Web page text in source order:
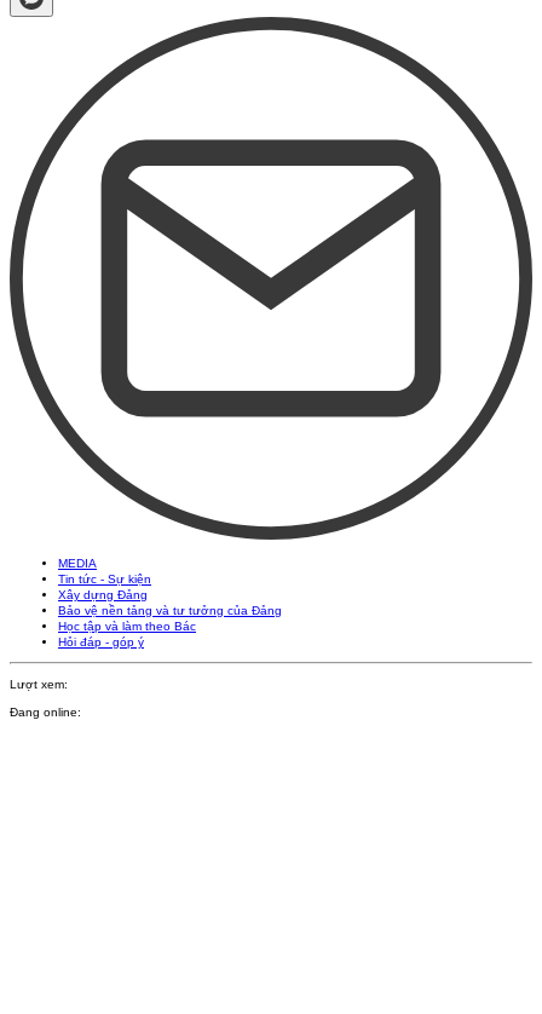
MEDIA
Tin tức - Sự kiện
Xây dựng Đảng
Bảo vệ nền tảng và tư tưởng của Đảng
Học tập và làm theo Bác
Hỏi đáp - góp ý
Lượt xem:
Đang online: